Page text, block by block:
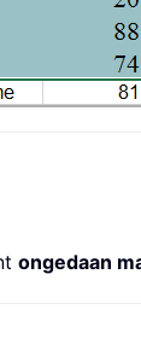
ongedaan